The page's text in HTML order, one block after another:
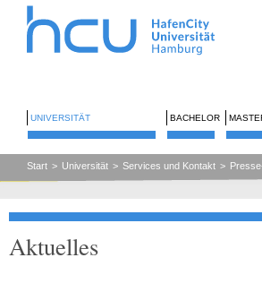
UNIVERSITÄT BACHELOR
Start > Universität > Services und Kontakt >
Aktuelles